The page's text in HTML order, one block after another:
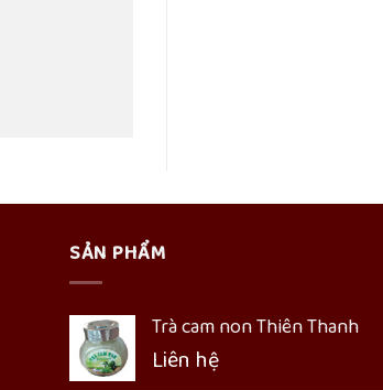
SẢN PHẨM
Trà cam non Thiên Thanh
Liên hệ